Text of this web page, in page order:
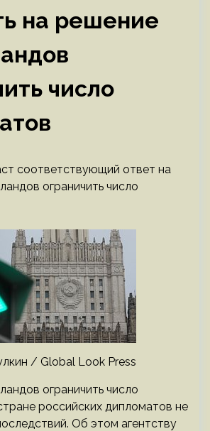
на решение
число
соответствующий ответ на
ограничить число
/ Global Look Press
ограничить число
российских дипломатов не
Об этом агентству